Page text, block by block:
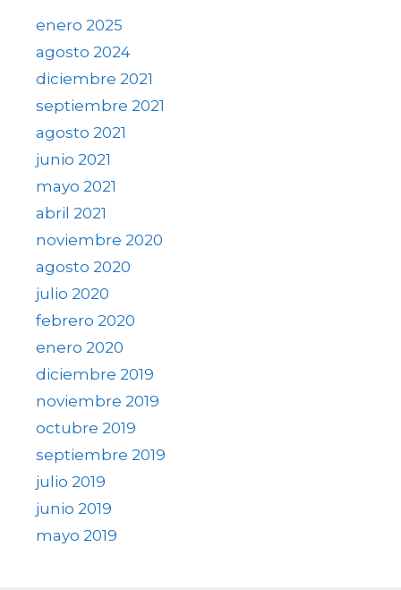
enero 2025
agosto 2024
diciembre 2021
septiembre 2021
agosto 2021
junio 2021
mayo 2021
abril 2021
noviembre 2020
agosto 2020
julio 2020
febrero 2020
enero 2020
diciembre 2019
noviembre 2019
octubre 2019
septiembre 2019
julio 2019
junio 2019
mayo 2019